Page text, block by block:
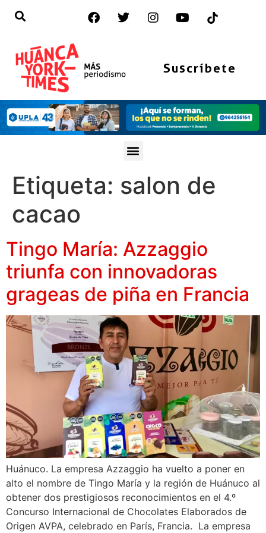
Suscríbete
Etiqueta: salon de
cacao
Tingo María: Azzaggio
triunfa con innovadoras
grageas de piña en Francia
Huánuco. La empresa Azzaggio ha vuelto a poner en
alto el nombre de Tingo María y la región de Huánuco al
obtener dos prestigiosos reconocimientos en el 4.º
Concurso Internacional de Chocolates Elaborados de
Origen AVPA, celebrado en París, Francia. La empresa